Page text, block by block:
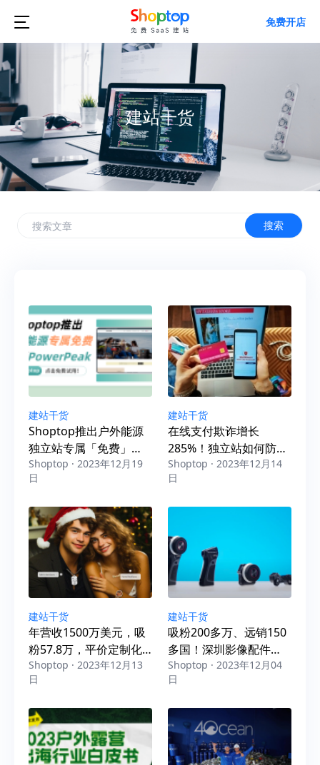
 免费开店
建站干货
搜索
建站干货
Shoptop推出户外能源
独立站专属「免费」模
板，一键套用简单灵
活，立即Get！
Shoptop · 2023年12月19
日
建站干货
在线支付欺诈增长
285%！独立站如何防范
欺诈订单？
Shoptop · 2023年12月14
日
建站干货
年营收1500万美元，吸
粉57.8万，平价定制化
饰品热销全球150+国
Shoptop · 2023年12月13
日
建站干货
吸粉200多万、远销150
多国！深圳影像配件品
牌成出海“隐形冠军”
Shoptop · 2023年12月04
日